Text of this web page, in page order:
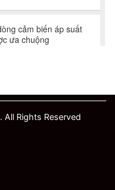
. All Rights Reserved